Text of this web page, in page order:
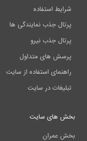
شرایط استفاده
پرتال جذب نمایندگی ها
پرتال جذب نیرو
پرسش های متداول
راهنمای استفاده از سایت
تبلیغات در سایت
بخش های سایت
بخش عمران